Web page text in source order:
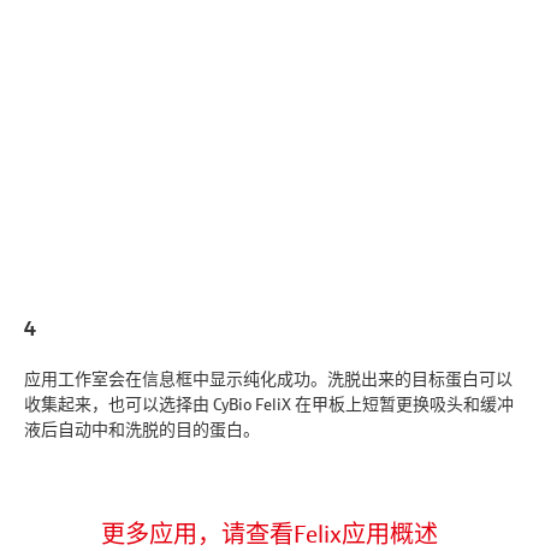
4
应用工作室会在信息框中显示纯化成功。洗脱出来的目标蛋白可以
收集起来，也可以选择由 CyBio FeliX 在甲板上短暂更换吸头和缓冲
液后自动中和洗脱的目的蛋白。
更多应用，请查看Felix应用概述